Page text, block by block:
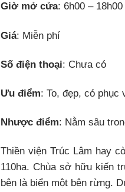
Giờ mở cửa: 6h00 –
Giá: Miễn phí
Số điện thoại: Chưa có
Ưu điểm: To, đẹp, có phục
Nhược điểm: Nằm sâu
Thiền viện Trúc Lâm hay
110ha. Chùa sở hữu kiến
bên là biển một bên rừng.